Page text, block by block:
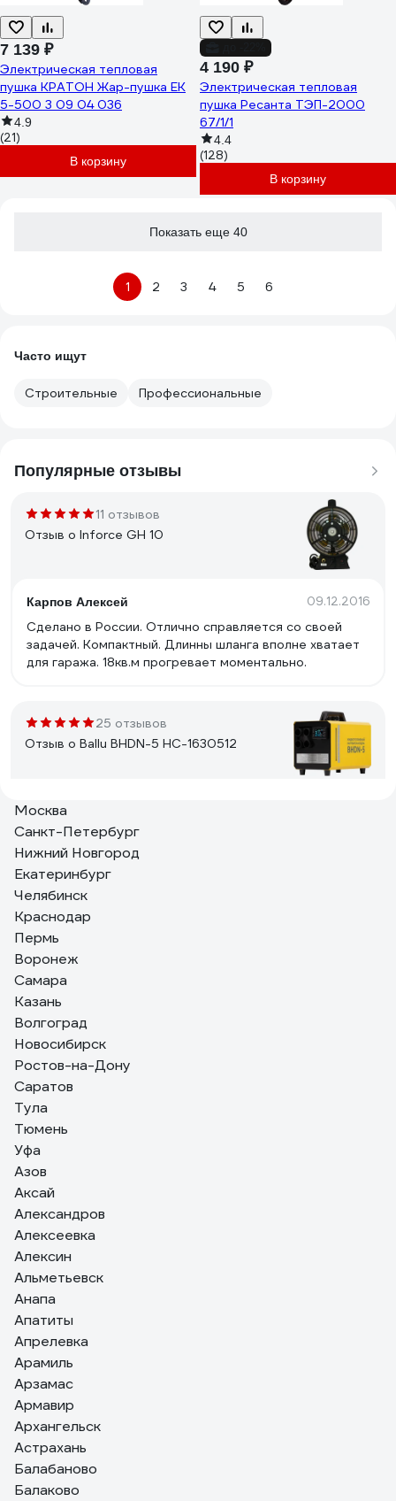
7 139 ₽
Электрическая тепловая
пушка КРАТОН Жар-пушка ЕК
5-500 3 09 04 036
4.9
(21)
В корзину
4 190 ₽
Электрическая тепловая
пушка Ресанта ТЭП-2000
67/1/1
4.4
(128)
В корзину
Показать еще 40
1 2 3 4 5 6
Часто ищут
Строительные Профессиональные
Популярные отзывы
11 отзывов
Отзыв о Inforce GH 10
Карпов Алексей 09.12.2016
Сделано в России. Отлично справляется со своей
задачей. Компактный. Длинны шланга вполне хватает
для гаража. 18кв.м прогревает моментально.
25 отзывов
Отзыв о Ballu BHDN-5 НС-1630512
Кирилл П.
Не прямой нагрев. Можно использовать в помещении.
Запаха нет.
Отзыв о Ресанта ТЭП-3000К
Зуйков Игорь Олегович
Греет отлично. Работает 3й год и в гараже и на даче.
Заказал еще 2 другу в строящийся дом на первую
зиму.
Москва
Санкт-Петербург
Нижний Новгород
Екатеринбург
Челябинск
Краснодар
Пермь
Воронеж
Самара
Казань
Волгоград
Новосибирск
Ростов-на-Дону
Саратов
Тула
Тюмень
Уфа
Азов
Аксай
Александров
Алексеевка
Алексин
Альметьевск
Анапа
Апатиты
Апрелевка
Арамиль
Арзамас
Армавир
Архангельск
Астрахань
Балабаново
Балаково